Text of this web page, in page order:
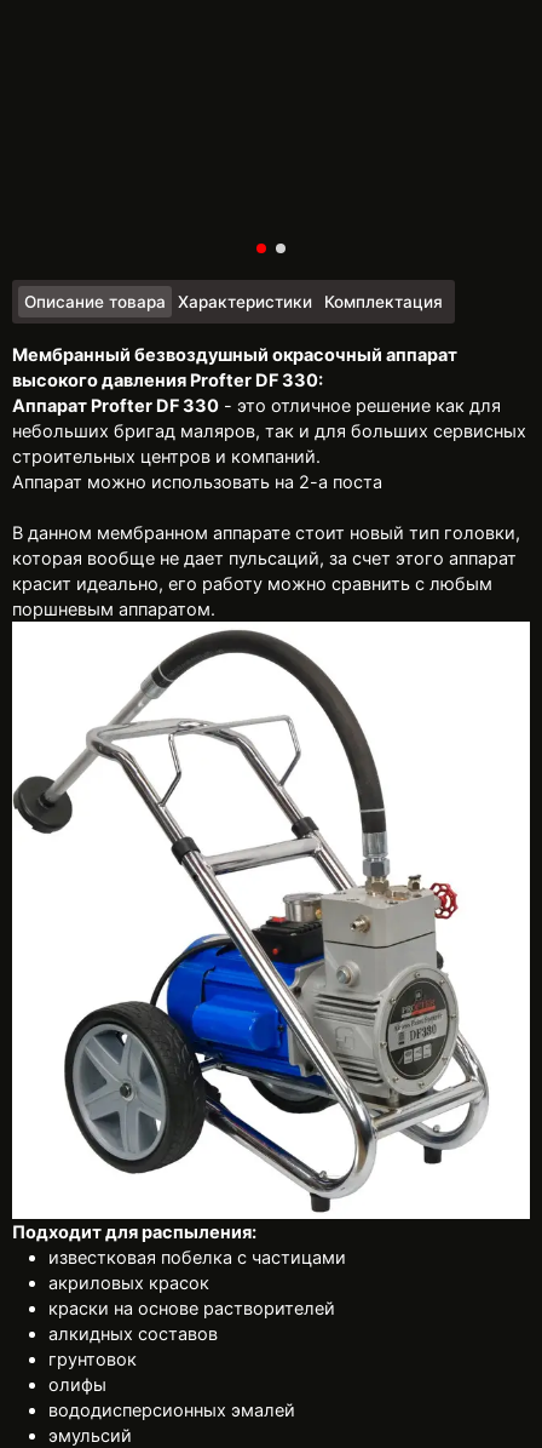
Описание товара Характеристики Комплектация
Мембранный безвоздушный окрасочный аппарат
высокого давления Profter DF 330:
Аппарат Profter DF 330 - это отличное решение как для
небольших бригад маляров, так и для больших сервисных
строительных центров и компаний.
Аппарат можно использовать на 2-а поста
В данном мембранном аппарате стоит новый тип головки,
которая вообще не дает пульсаций, за счет этого аппарат
красит идеально, его работу можно сравнить с любым
поршневым аппаратом.
Подходит для распыления:
известковая побелка с частицами
акриловых красок
краски на основе растворителей
алкидных составов
грунтовок
олифы
вододисперсионных эмалей
эмульсий